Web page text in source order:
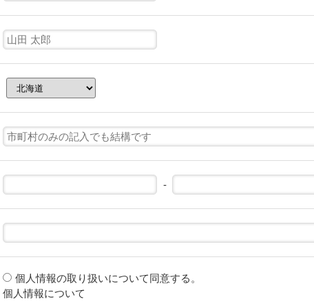
-
個人情報の取り扱いについて同意する。
個人情報について